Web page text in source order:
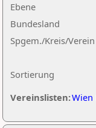
Ebene
Sortierung
Bundesland
Spgem./Kreis/Verein
Vereinslisten:Wien